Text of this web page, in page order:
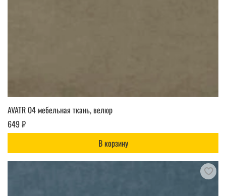
AVATR 04 мебельная ткань, велюр
649 ₽
В корзину